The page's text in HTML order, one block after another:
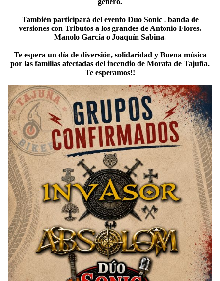
género.
También participará del evento Duo Sonic , banda de
versiones con Tributos a los grandes de Antonio Flores.
Manolo García o Joaquín Sabina.
Te espera un día de diversión, solidaridad y Buena música
por las familias afectadas del incendio de Morata de Tajuña.
Te esperamos!!